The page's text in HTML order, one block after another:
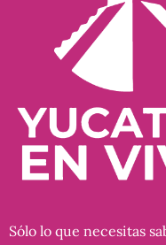
Sólo lo que necesitas